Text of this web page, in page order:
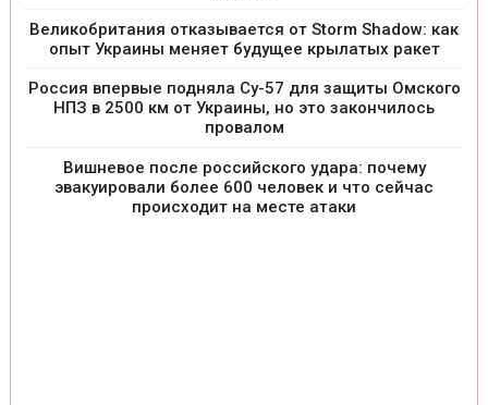
Великобритания отказывается от Storm Shadow: как
опыт Украины меняет будущее крылатых ракет
Россия впервые подняла Су-57 для защиты Омского
НПЗ в 2500 км от Украины, но это закончилось
провалом
Вишневое после российского удара: почему
эвакуировали более 600 человек и что сейчас
происходит на месте атаки